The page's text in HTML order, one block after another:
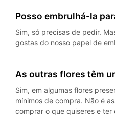
Posso embrulhá-la
Sim, só precisas de pedir.
gostas do nosso papel de
As outras flores têm
Sim, em algumas flores
mínimos de compra. Não é
comprar o que quiseres e ter